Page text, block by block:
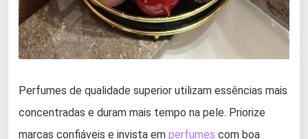
Perfumes de qualidade superior utilizam essências mais
concentradas e duram mais tempo na pele. Priorize
marcas confiáveis e invista em perfumes com boa